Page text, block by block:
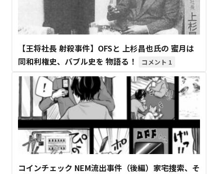
【王将社長 射殺事件】OFSと 上杉昌也氏の 蜜月は
同和利権史、バブル史を 物語る！
1
コインチェック NEM流出事件（後編）家宅捜索、そ